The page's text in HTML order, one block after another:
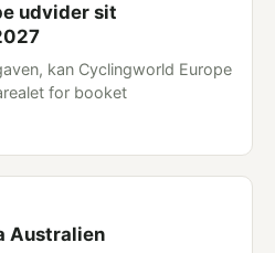
udvider sit
kan Cyclingworld Europe
for booket
Australien